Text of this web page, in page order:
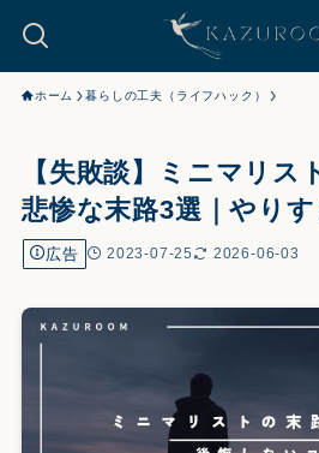
ホーム 暮らしの工夫（ライフハック）
【失敗談】ミニマリス
悲惨な末路3選｜やり
広告 2023-07-25 2026-06-03